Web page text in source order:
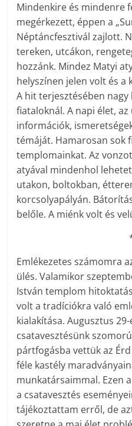
Mindenkire és mindenre
megérkezett, éppen a
Néptáncfesztivál zajlott.
tereken, utcákon,
hozzánk. Mindez Matyi
helyszínen jelen volt és a
A hit terjesztésében
fiataloknál. A napi élet,
információk,
témáját. Hamarosan sok
templomainkat. Az
atyával mindenhol
utakon, boltokban,
korcsolyapályán.
belőle. A miénk volt és
Emlékezetes számomra
ülés. Valamikor
István templom
volt a tradíciókra való
kialakítása. Augusztus
csatavesztésünk
pártfogásba vettük az
féle kastély
munkatársaimmal. Ezen
a csatavesztés
tájékoztattam erről, de